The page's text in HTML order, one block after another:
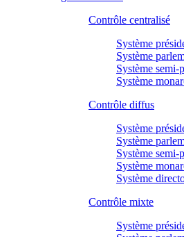
Contrôle centralisé
Système
Système
Système semi-
Système
Contrôle diffus
Système
Système
Système semi-
Système
Système
Contrôle mixte
Système